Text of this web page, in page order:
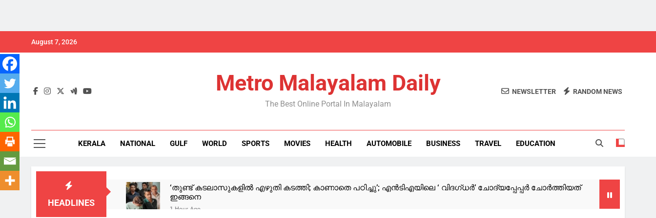
content
August 7, 2026
Metro Malayalam Daily
The Best Online Portal In Malayalam
NEWSLETTER RANDOM NEWS
KERALA NATIONAL GULF WORLD SPORTS MOVIES HEALTH AUTOMOBILE BUSINESS TRAVEL EDUCATION
HEADLINES
‘തുണ്ട് കടലാസുകളില്‍ എഴുതി കടത്തി; കാണാതെ പഠിച്ചു’; എന്‍ടിഎയിലെ ‘ വിദഗ്ധര്‍’ ചോദ്യപ്പേപ്പര്‍ ചോര്‍ത്തിയത്
ഇങ്ങനെ
1 Hour Ago